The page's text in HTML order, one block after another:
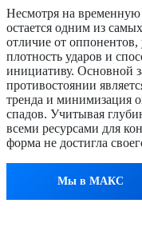
Несмотря на временную
остается одним из
отличие от
плотность ударов и
инициативу. Основной
противостоянии
тренда и минимизация
спадов. Учитывая
всеми ресурсами для
форма не достигла
Мы в МАКС